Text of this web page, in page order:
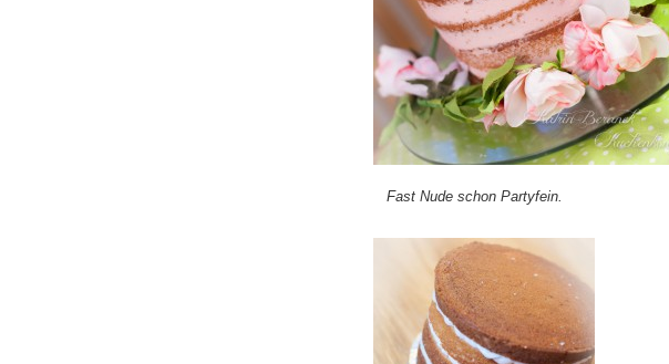
Fast Nude schon Partyfein.